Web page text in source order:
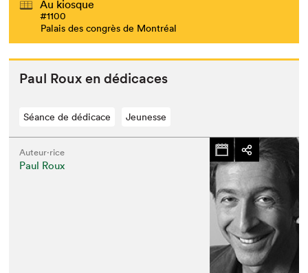
Que cherchez-vous?
Au kiosque
#1100
Palais des congrès de Montréal
Paul Roux en dédicaces
Séance de dédicace Jeunesse
Auteur·rice
Paul Roux